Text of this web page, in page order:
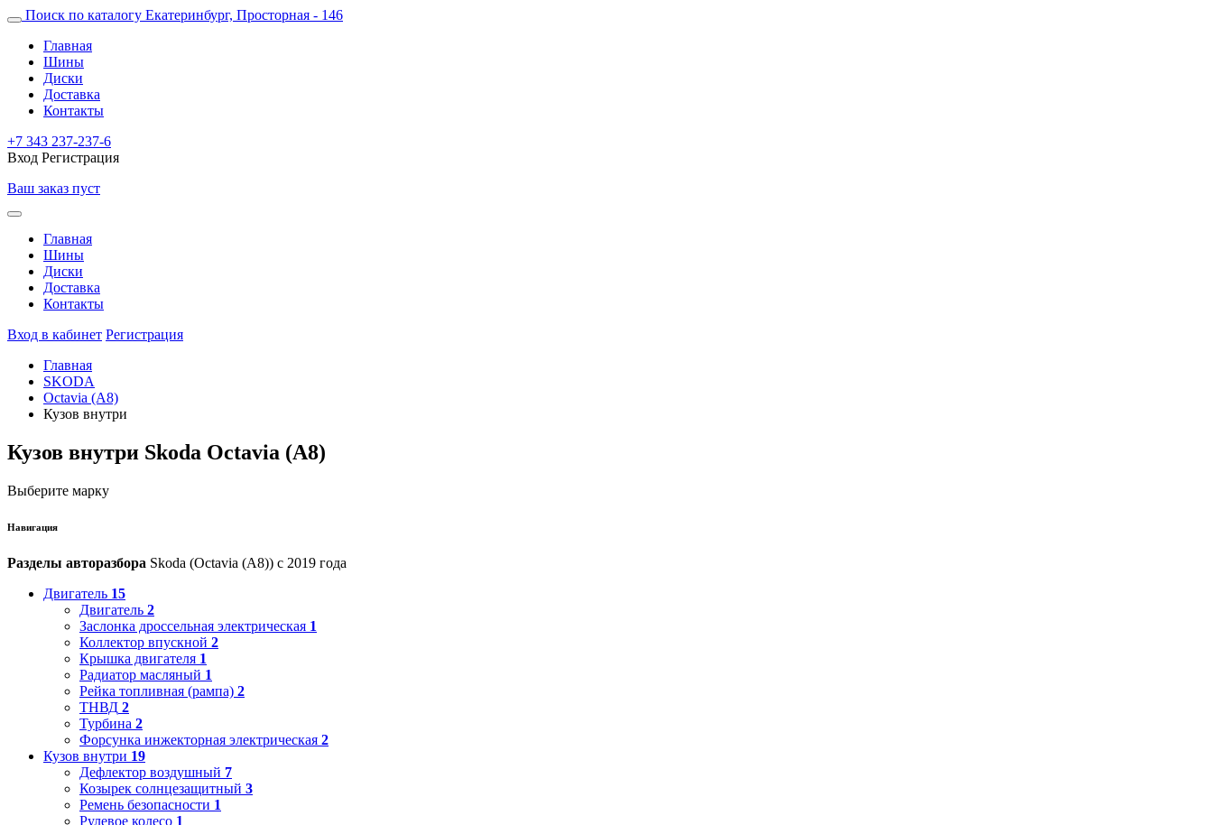
Поиск по каталогу Екатеринбург, Просторная - 146
Главная
Шины
Диски
Доставка
Контакты
+7 343 237-237-6
Вход Регистрация
Ваш заказ пуст
Главная
Шины
Диски
Доставка
Контакты
Вход в кабинет Регистрация
Главная
SKODA
Octavia (A8)
Кузов внутри
Кузов внутри Skoda Octavia (A8)
Выберите марку
Навигация
Разделы авторазбора Skoda (Octavia (A8)) с 2019 года
Двигатель 15
Двигатель 2
Заслонка дроссельная электрическая 1
Коллектор впускной 2
Крышка двигателя 1
Радиатор масляный 1
Рейка топливная (рампа) 2
ТНВД 2
Турбина 2
Форсунка инжекторная электрическая 2
Кузов внутри 19
Дефлектор воздушный 7
Козырек солнцезащитный 3
Ремень безопасности 1
Рулевое колесо 1